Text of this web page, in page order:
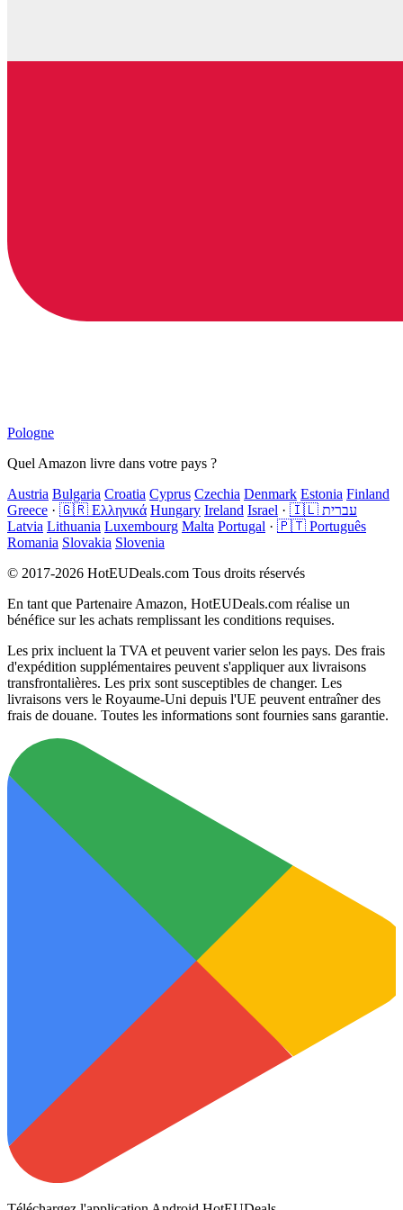
Pologne
Quel Amazon livre dans votre pays ?
Austria Bulgaria Croatia Cyprus Czechia Denmark Estonia Finland
Greece · 🇬🇷 Ελληνικά Hungary Ireland Israel ·
🇮🇱 עברית
Latvia Lithuania Luxembourg Malta Portugal · 🇵🇹 Português
Romania Slovakia Slovenia
© 2017-2026 HotEUDeals.com Tous droits réservés
En tant que Partenaire Amazon, HotEUDeals.com réalise un
bénéfice sur les achats remplissant les conditions requises.
Les prix incluent la TVA et peuvent varier selon les pays. Des frais
d'expédition supplémentaires peuvent s'appliquer aux livraisons
transfrontalières. Les prix sont susceptibles de changer. Les
livraisons vers le Royaume-Uni depuis l'UE peuvent entraîner des
frais de douane. Toutes les informations sont fournies sans garantie.